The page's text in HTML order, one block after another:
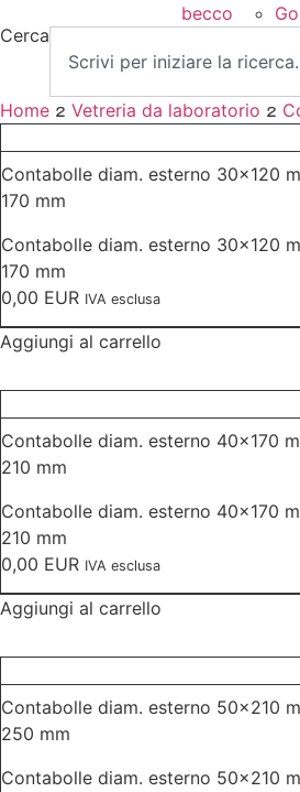
becco
Cerca
Home  Vetreria da laboratorio 
Contabolle diam. esterno 30×120
170 mm
Contabolle diam. esterno 30×120
170 mm
0,00 EUR IVA esclusa
Aggiungi al carrello
Contabolle diam. esterno 40×170
210 mm
Contabolle diam. esterno 40×170
210 mm
0,00 EUR IVA esclusa
Aggiungi al carrello
Contabolle diam. esterno 50×210
250 mm
Contabolle diam. esterno 50×210